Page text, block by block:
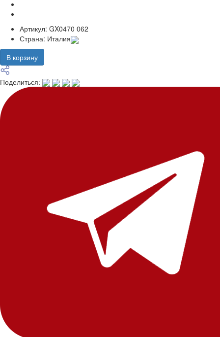
Артикул: GX0470 062
Страна: Италия
В корзину
Поделиться: